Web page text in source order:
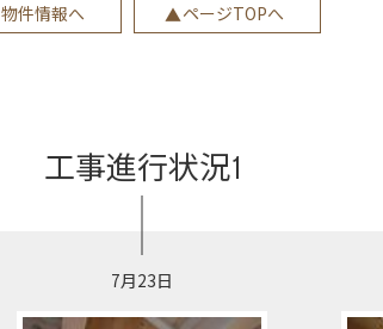
物件情報へ ページTOPへ
工事進行状況1
7月23日